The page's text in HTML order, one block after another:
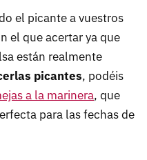
el picante a vuestros
el que acertar ya que
están realmente
picantes, podéis
a la marinera, que
para las fechas de